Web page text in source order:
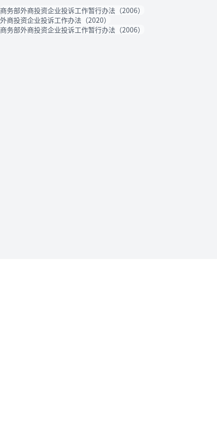
商务部外商投资企业投诉工作暂行办法（2006）
外商投资企业投诉工作办法（2020）
商务部外商投资企业投诉工作暂行办法（2006）